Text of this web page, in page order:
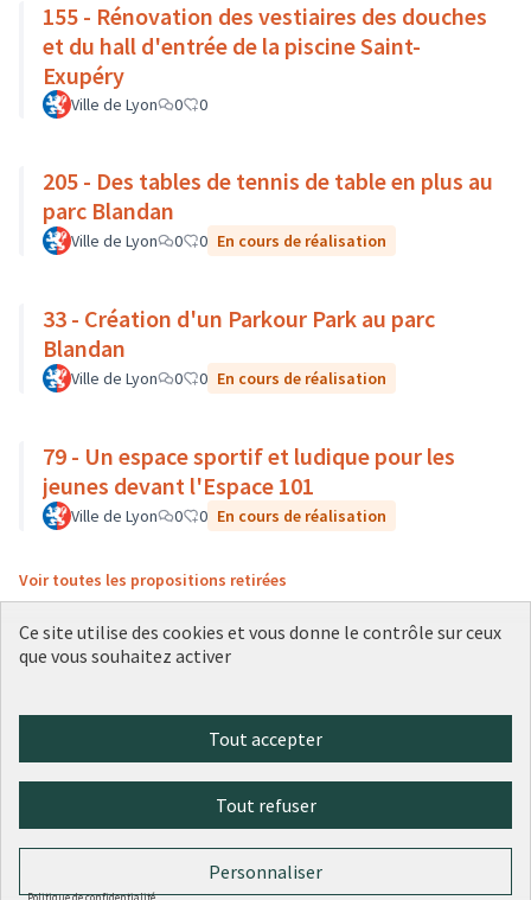
155 - Rénovation des vestiaires des douches
et du hall d'entrée de la piscine Saint-
Exupéry
Ville de Lyon 0 0
205 - Des tables de tennis de table en plus au
parc Blandan
Ville de Lyon 0 0 En cours de réalisation
33 - Création d'un Parkour Park au parc
Blandan
Ville de Lyon 0 0 En cours de réalisation
79 - Un espace sportif et ludique pour les
jeunes devant l'Espace 101
Ville de Lyon 0 0 En cours de réalisation
Voir toutes les propositions retirées
(Lien externe)
(Lien externe)
(Lien externe)
(Lien externe)
(Lien externe)
(Lien externe)Open Source Politics
(Lien externe)
grâce au
(Lien externe)
Licence
(Lien
Ce site utilise des cookies et vous donne le contrôle sur ceux
que vous souhaitez activer
Tout accepter
Tout refuser
Personnaliser
Politique de confidentialité